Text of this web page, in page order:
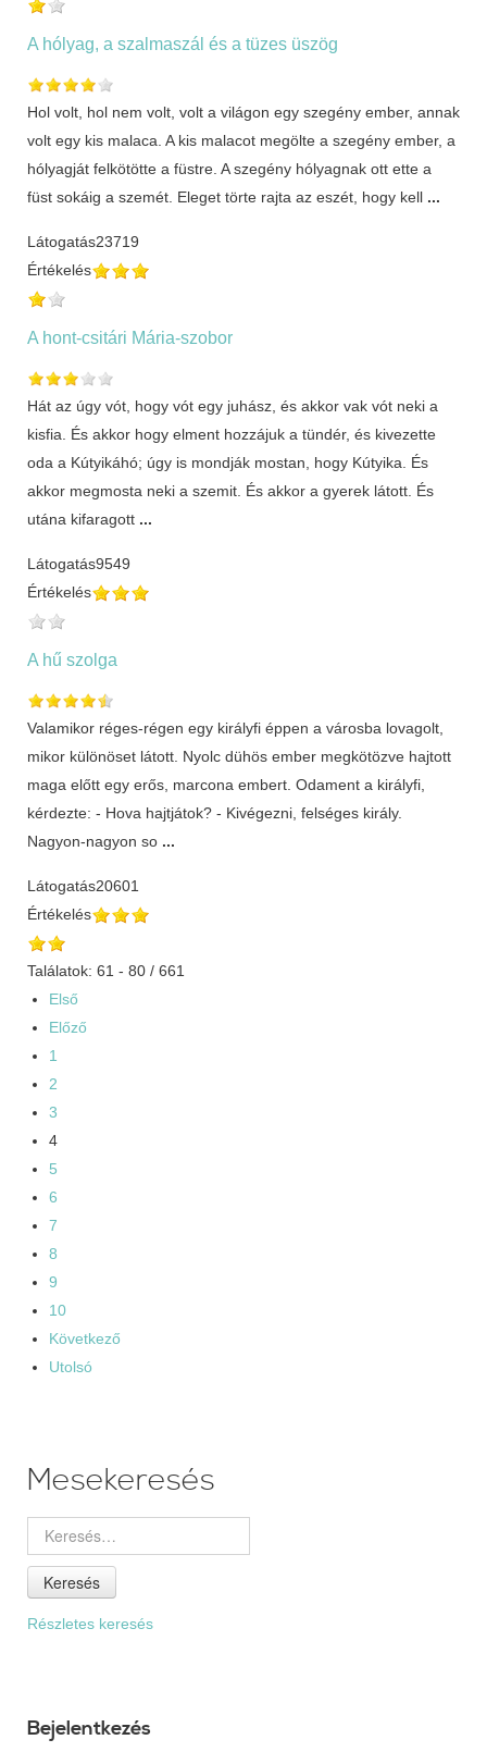
A hólyag, a szalmaszál és a tüzes üszög
Hol volt, hol nem volt, volt a világon egy szegény ember, annak
volt egy kis malaca. A kis malacot megölte a szegény ember, a
hólyagját felkötötte a füstre. A szegény hólyagnak ott ette a
füst sokáig a szemét. Eleget törte rajta az eszét, hogy kell ...
Látogatás23719
Értékelés
A hont-csitári Mária-szobor
Hát az úgy vót, hogy vót egy juhász, és akkor vak vót neki a
kisfia. És akkor hogy elment hozzájuk a tündér, és kivezette
oda a Kútyikáhó; úgy is mondják mostan, hogy Kútyika. És
akkor megmosta neki a szemit. És akkor a gyerek látott. És
utána kifaragott ...
Látogatás9549
Értékelés
A hű szolga
Valamikor réges-régen egy királyfi éppen a városba lovagolt,
mikor különöset látott. Nyolc dühös ember megkötözve hajtott
maga előtt egy erős, marcona embert. Odament a királyfi,
kérdezte: - Hova hajtjátok? - Kivégezni, felséges király.
Nagyon-nagyon so ...
Látogatás20601
Értékelés
Találatok: 61 - 80 / 661
Első
Előző
1
2
3
4
5
6
7
8
9
10
Következő
Utolsó
Mesekeresés
Keresés
Részletes keresés
Bejelentkezés